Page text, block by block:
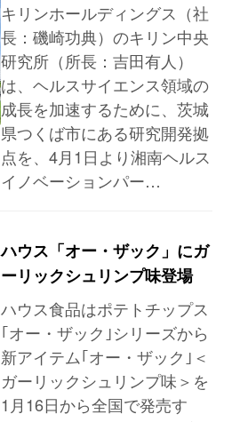
キリンホールディングス（社
長：磯崎功典）のキリン中央
研究所（所長：吉田有人）
は、ヘルスサイエンス領域の
成長を加速するために、茨城
県つくば市にある研究開発拠
点を、4月1日より湘南ヘルス
イノベーションパー…
ハウス「オー・ザック」にガ
ーリックシュリンプ味登場
ハウス食品はポテトチップス
｢オー・ザック｣シリーズから
新アイテム｢オー・ザック｣＜
ガーリックシュリンプ味＞を
1月16日から全国で発売す